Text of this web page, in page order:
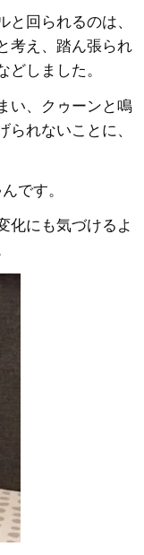
回られるのは、
考え、踏ん張られ
しました。
い、クゥーンと鳴
れないことに、
です。
化にも気づけるよ